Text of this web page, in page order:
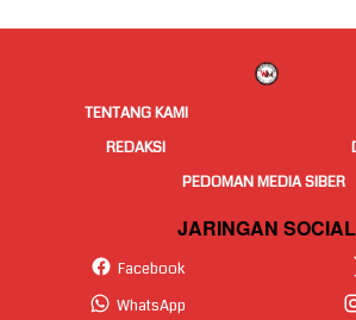
TENTANG KAMI
REDAKSI
PEDOMAN MEDIA SIBER
JARINGAN SOCIAL
Facebook
WhatsApp